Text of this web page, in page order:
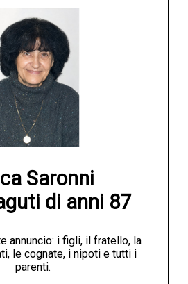
Saronni
di anni 87
annuncio: i figli, il fratello, la
le cognate, i nipoti e tutti i
parenti.